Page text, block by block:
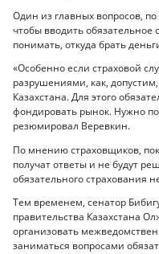
Один из главных вопросов,
чтобы вводить
понимать, откуда брать
«Особенно если страховой
разрушениями, как,
Казахстана. Для этого
фондировать рынок. Нужно
резюмировал Веревкин.
По мнению страховщиков,
получат ответы и не будут
обязательного страхования
Тем временем, сенатор
правительства Казахстана
организовать
заниматься вопросами